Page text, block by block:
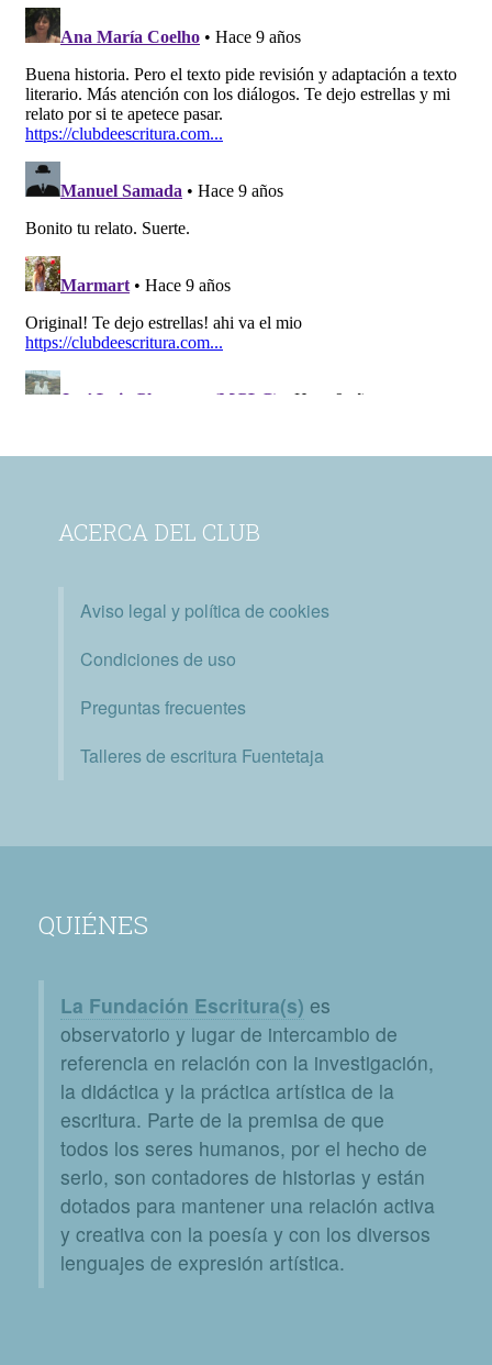
ACERCA DEL CLUB
Aviso legal y política de cookies
Condiciones de uso
Preguntas frecuentes
Talleres de escritura Fuentetaja
QUIÉNES
La Fundación Escritura(s) es
observatorio y lugar de intercambio de
referencia en relación con la investigación,
la didáctica y la práctica artística de la
escritura. Parte de la premisa de que
todos los seres humanos, por el hecho de
serlo, son contadores de historias y están
dotados para mantener una relación activa
y creativa con la poesía y con los diversos
lenguajes de expresión artística.